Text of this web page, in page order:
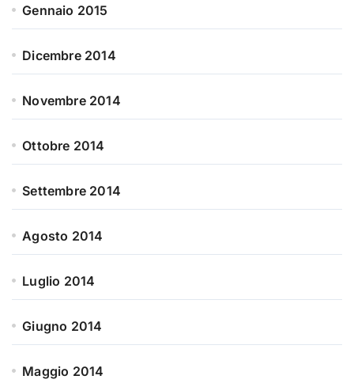
Gennaio 2015
Dicembre 2014
Novembre 2014
Ottobre 2014
Settembre 2014
Agosto 2014
Luglio 2014
Giugno 2014
Maggio 2014